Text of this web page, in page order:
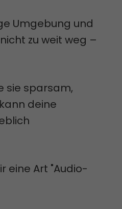
Umgebung und
zu weit weg –
sie sparsam,
deine
eine Art "Audio-